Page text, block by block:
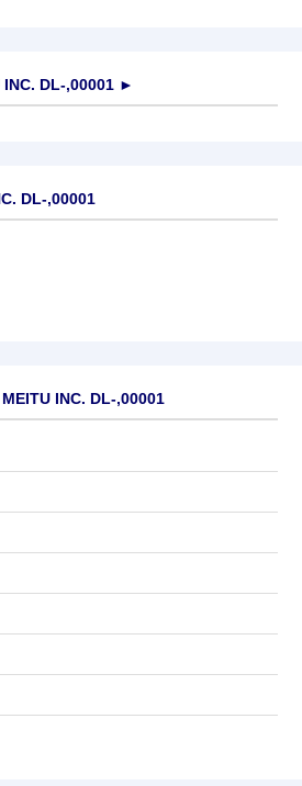
INC. DL-,00001 ►
DL-,00001
INC. DL-,00001